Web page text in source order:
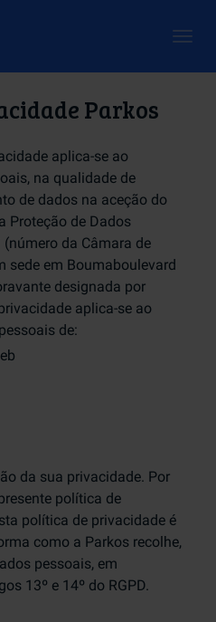
Parkos
aplica-se ao
na qualidade de
de dados na aceção do
Proteção de Dados
(número da Câmara de
sede em Boumaboulevard
designada por
aplica-se ao
de:
da sua privacidade. Por
política de
política de privacidade é
como a Parkos recolhe,
pessoais, em
13º e 14º do RGPD.